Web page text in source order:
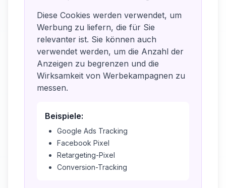
Diese Cookies werden verwendet, um
Werbung zu liefern, die für Sie
relevanter ist. Sie können auch
verwendet werden, um die Anzahl der
Anzeigen zu begrenzen und die
Wirksamkeit von Werbekampagnen zu
messen.
Beispiele:
Google Ads Tracking
Facebook Pixel
Retargeting-Pixel
Conversion-Tracking